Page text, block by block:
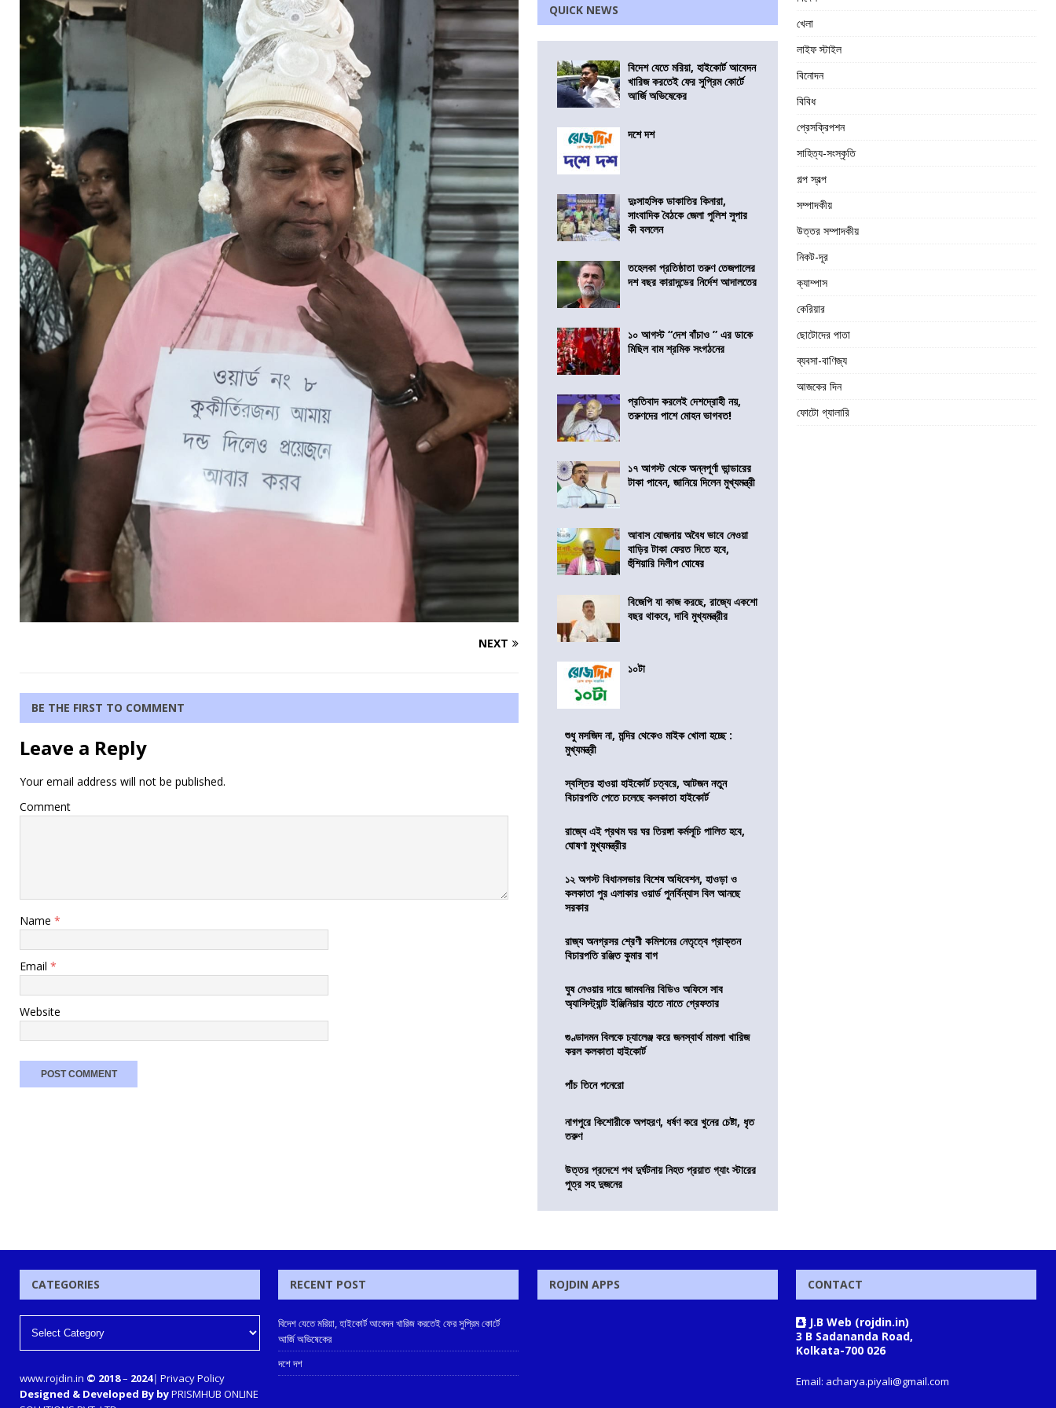
NEXT
BE THE FIRST TO COMMENT
Leave a Reply
Your email address will not be published.
Comment
Name *
Email *
Website
QUICK NEWS
বিদেশ যেতে মরিয়া, হাইকোর্ট আবেদন
খারিজ করতেই ফের সুপ্রিম কোর্টে
আর্জি অভিষেকের
দশে দশ
দুঃসাহসিক ডাকাতির কিনারা,
সাংবাদিক বৈঠকে জেলা পুলিশ সুপার
কী বললেন
তহেলকা প্রতিষ্ঠাতা তরুণ তেজপালের
দশ বছর কারাদন্ডের নির্দেশ আদালতের
১০ আগস্ট “দেশ বাঁচাও ” এর ডাকে
মিছিল বাম শ্রমিক সংগঠনের
প্রতিবাদ করলেই দেশদ্রোহী নয়,
তরুণদের পাশে মোহন ভাগবত!
১৭ আগস্ট থেকে অন্নপূর্ণা ভান্ডারের
টাকা পাবেন, জানিয়ে দিলেন মুখ্যমন্ত্রী
আবাস যোজনায় অবৈধ ভাবে নেওয়া
বাড়ির টাকা ফেরত দিতে হবে,
হুঁশিয়ারি দিলীপ ঘোষের
বিজেপি যা কাজ করছে, রাজ্যে একশো
বছর থাকবে, দাবি মুখ্যমন্ত্রীর
১০টা
শুধু মসজিদ না, মন্দির থেকেও মাইক খোলা হচ্ছে :
মুখ্যমন্ত্রী
স্বস্তির হাওয়া হাইকোর্ট চত্বরে, আটজন নতুন
বিচারপতি পেতে চলেছে কলকাতা হাইকোর্ট
রাজ্যে এই প্রথম ঘর ঘর তিরঙ্গা কর্মসূচি পালিত হবে,
ঘোষণা মুখ্যমন্ত্রীর
১২ অগস্ট বিধানসভার বিশেষ অধিবেশন, হাওড়া ও
কলকাতা পুর এলাকার ওয়ার্ড পুনর্বিন্যাস বিল আনছে
সরকার
রাজ্য অনগ্রসর শ্রেণী কমিশনের নেতৃত্বে প্রাক্তন
বিচারপতি রঞ্জিত কুমার বাগ
ঘুষ নেওয়ার দায়ে জামবনির বিডিও অফিসে সাব
অ্যাসিস্ট্যান্ট ইঞ্জিনিয়ার হাতে নাতে গ্রেফতার
গুণ্ডাদমন বিলকে চ্যালেঞ্জ করে জনস্বার্থ মামলা খারিজ
করল কলকাতা হাইকোর্ট
পাঁচ তিনে পনেরো
নাগপুরে কিশোরীকে অপহরণ, ধর্ষণ করে খুনের চেষ্টা, ধৃত
তরুণ
উত্তর প্রদেশে পথ দুর্ঘটনায় নিহত প্রয়াত গ্যাং স্টারের
পুত্র সহ দুজনের
খেলা
লাইফ স্টাইল
বিনোদন
বিবিধ
প্রেসক্রিপশন
সাহিত্য-সংস্কৃতি
গল্প স্বল্প
সম্পাদকীয়
উত্তর সম্পাদকীয়
নিকট-দূর
ক্যাম্পাস
কেরিয়ার
ছোটোদের পাতা
ব্যবসা-বাণিজ্য
আজকের দিন
ফোটো গ্যালারি
CATEGORIES
www.rojdin.in © 2018– 2024| Privacy Policy
Designed & Developed By byPRISMHUB ONLINE
RECENT POST
বিদেশ যেতে মরিয়া, হাইকোর্ট আবেদন খারিজ করতেই ফের সুপ্রিম কোর্টে
আর্জি অভিষেকের
দশে দশ
ROJDIN APPS CONTACT
J.B Web (rojdin.in)
3 B Sadananda Road,
Kolkata-700 026
Email: acharya.piyali@gmail.com